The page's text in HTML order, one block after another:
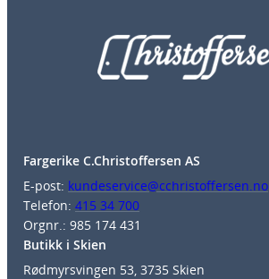
Fargerike C.Christoffersen AS
E-post: kundeservice@cchristoffersen.no
Telefon: 415 34 700
Orgnr.: 985 174 431
Butikk i Skien
Rødmyrsvingen 53, 3735 Skien